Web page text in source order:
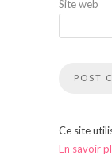
Site web
Ce site
En savoir